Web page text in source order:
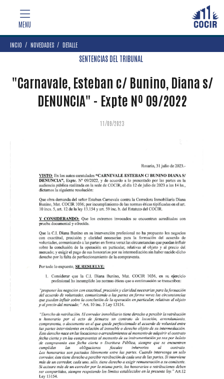
INCIO NOVEDADES DETALLE
SENTENCIAS DEL TRIBUNAL
"Carnavale, Esteban c/ Bunino, Diana s/
DENUNCIA" - Expte Nº 09/2022
11/09/2023